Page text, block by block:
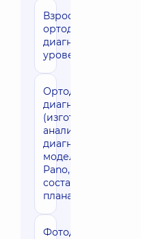
Взрослая
ортодонтическая
диагностика,
уровень эксперт
Ортодонтическая
диагностика
(изготовление и
анализ
диагностических
моделей, фото,
Pano, Cephalo,
составление
плана лечения)
Фотодиагностика